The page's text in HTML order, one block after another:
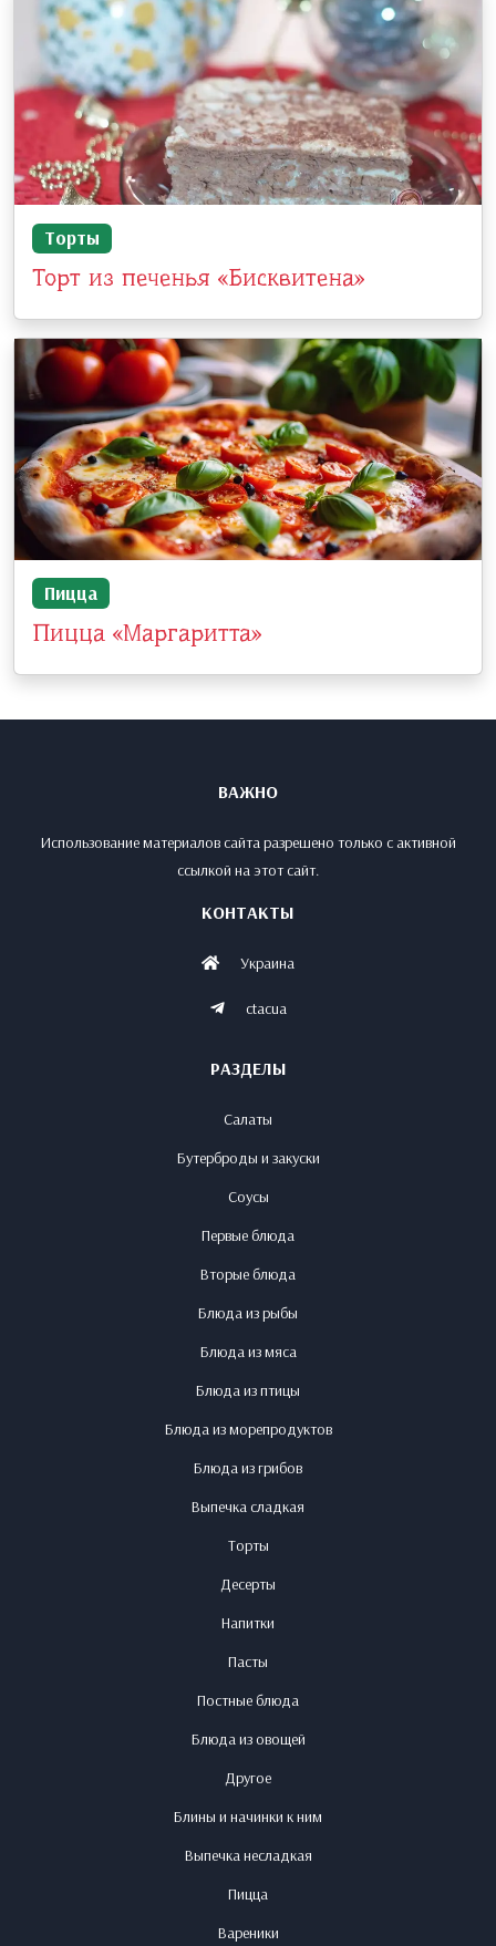
Торты
Торт из печенья «Бисквитена»
Пицца
Пицца «Маргаритта»
ВАЖНО
Использование материалов сайта разрешено только с активной
ссылкой на этот сайт.
КОНТАКТЫ
Украина
ctacua
РАЗДЕЛЫ
Салаты
Бутерброды и закуски
Соусы
Первые блюда
Вторые блюда
Блюда из рыбы
Блюда из мяса
Блюда из птицы
Блюда из морепродуктов
Блюда из грибов
Выпечка сладкая
Торты
Десерты
Напитки
Пасты
Постные блюда
Блюда из овощей
Другое
Блины и начинки к ним
Выпечка несладкая
Пицца
Вареники